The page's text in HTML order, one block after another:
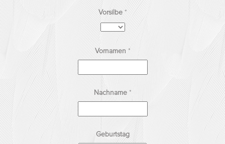
Vorsilbe*
Vornamen *
Nachname*
Geburtstag